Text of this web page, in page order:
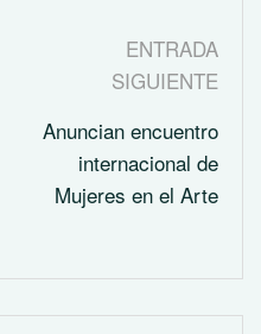
ENTRADA
SIGUIENTE
Anuncian encuentro
internacional de
Mujeres en el Arte